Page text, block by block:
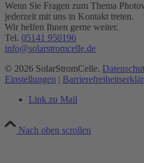
Wenn Sie Fragen zum Thema
jederzeit mit uns in Kontakt treten.
Wir helfen Ihnen gerne weiter.
Tel. 05141 950196
info@solarstromcelle.de
© 2026 SolarStromCelle.
Einstellungen |
Link zu Mail
Nach oben scrollen